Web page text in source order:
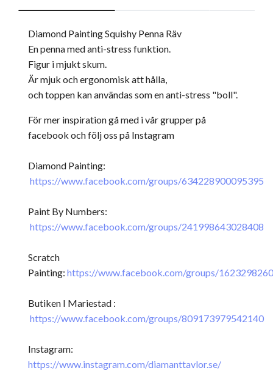
Diamond Painting Squishy Penna Räv
En penna med anti-stress funktion.
Figur i mjukt skum.
Är mjuk och ergonomisk att hålla,
och toppen kan användas som en anti-stress "boll".
För mer inspiration gå med i vår grupper på
facebook och följ oss på Instagram
Diamond Painting:
https://www.facebook.com/groups/634228900095395
Paint By Numbers:
https://www.facebook.com/groups/241998643028408
Scratch
Painting: https://www.facebook.com/groups/
Butiken I Mariestad :
https://www.facebook.com/groups/809173979542140
Instagram:
https://www.instagram.com/diamanttavlor.se/